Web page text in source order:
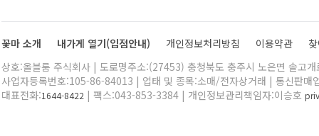
꽃마 소개 내가게 열기(입점안내) 개인정보처리방침 이용약관
상호:올블룸 주식회사 | 도로명주소:(27453) 충청북도 충주시 노은면 솔고
사업자등록번호:105-86-84013 | 업태 및 종목:소매/전자상거래 | 통신판매
대표전화:1644-8422 | 팩스:043-853-3384 | 개인정보관리책임자:이승호